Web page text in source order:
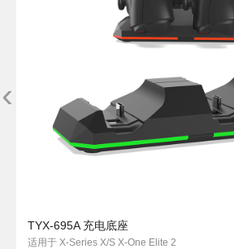
TYX-695A 充电底座
适用于 X-Series X/S X-One Elite 2
‹